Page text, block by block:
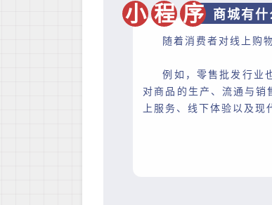
小 程 序 商城有什
随着消费者对线上购
例如，零售批发行业
对商品的生产、流通与销
上服务、线下体验以及